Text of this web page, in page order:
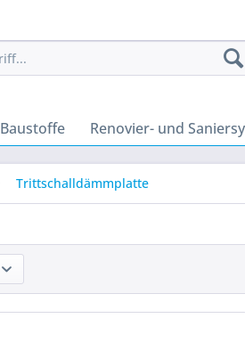
Baustoffe Renovier- und
Trittschalldämmplatte